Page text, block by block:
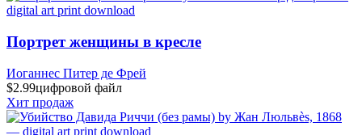
Портрет женщины в кресле
Иоганнес Питер де Фрей
$2.99цифровой файл
Хит продаж